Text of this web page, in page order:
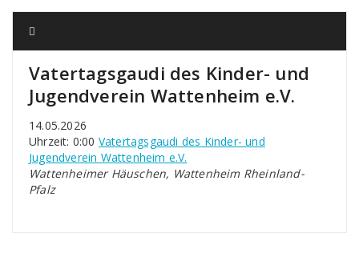
Vatertagsgaudi des Kinder- und
Jugendverein Wattenheim e.V.
14.05.2026
Uhrzeit: 0:00 Vatertagsgaudi des Kinder- und
Jugendverein Wattenheim e.V.
Wattenheimer Häuschen, Wattenheim Rheinland-
Pfalz